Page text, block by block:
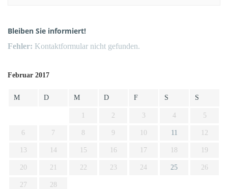
Bleiben Sie informiert!
Fehler: Kontaktformular nicht gefunden.
Februar 2017
M D M D F S S
1 2 3 4 5
6 7 8 9 10 11 12
13 14 15 16 17 18 19
20 21 22 23 24 25 26
27 28